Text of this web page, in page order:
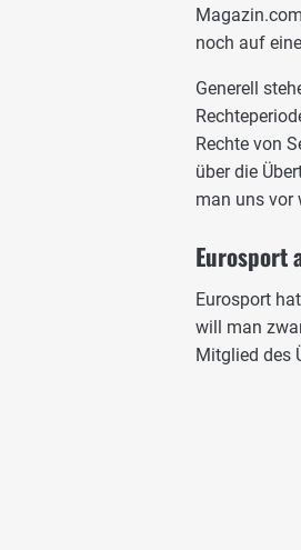
noch auf
Generell
Rechte von
über die
man uns vor
Eurosport
Eurosport
will man
Mitglied des